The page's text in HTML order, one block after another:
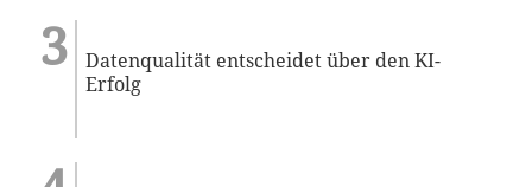
Datenqualität entscheidet über den KI-
Erfolg